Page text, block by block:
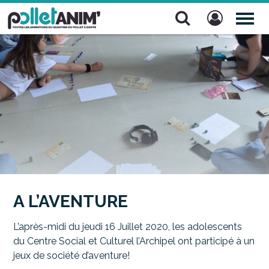
Pollet Anim'
A L’AVENTURE
L’après-midi du jeudi 16 Juillet 2020, les adolescents
du Centre Social et Culturel l’Archipel ont participé à un
jeux de société d’aventure!